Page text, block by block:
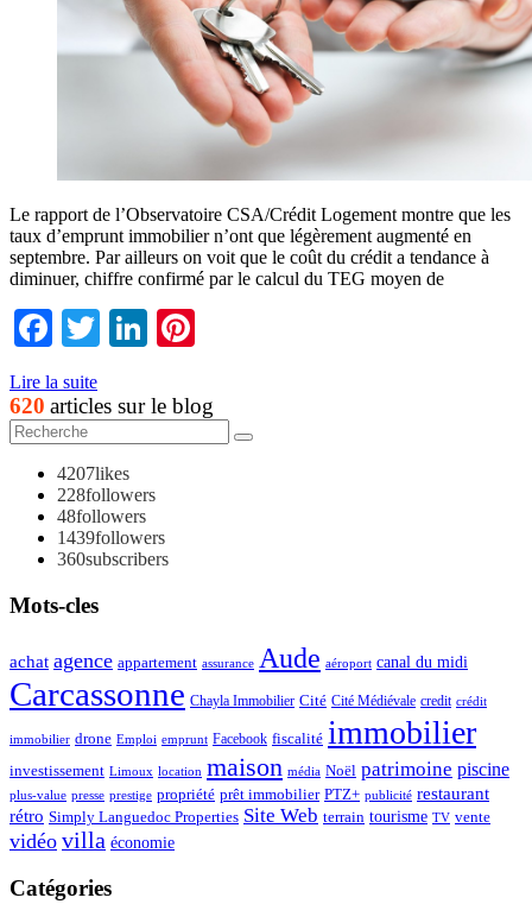
Le rapport de l’Observatoire CSA/Crédit Logement montre que les
taux d’emprunt immobilier n’ont que légèrement augmenté en
septembre. Par ailleurs on voit que le coût du crédit a tendance à
diminuer, chiffre confirmé par le calcul du TEG moyen de
Facebook
TwitterLinkedIn
Lire la suite
620 articles sur le blog
4207likes
228followers
48followers
1439followers
360subscribers
Mots-cles
achat agence appartement assurance Aude aéroport canal du midi
Carcassonne Chayla Immobilier Cité Cité Médiévale credit crédit
immobilier drone Emploi emprunt Facebook fiscalité immobilier
investissement Limoux location maison média Noël patrimoine piscine
plus-value presse prestige propriété prêt immobilier PTZ+ publicité restaurant
rétro Simply Languedoc Properties Site Web terrain tourisme TV vente
vidéo villa économie
Catégories